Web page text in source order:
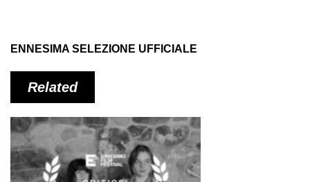
ENNESIMA SELEZIONE UFFICIALE
Related